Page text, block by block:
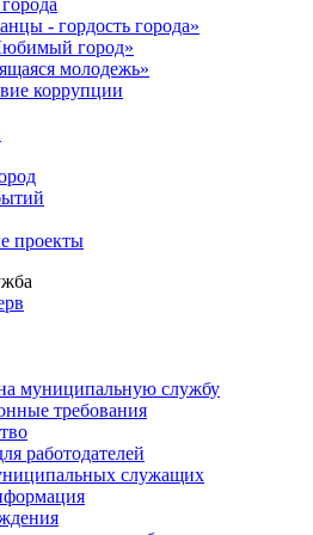
- гордость города»
город»
молодежь»
коррупции
проекты
муниципальную службу
требования
работодателей
служащих